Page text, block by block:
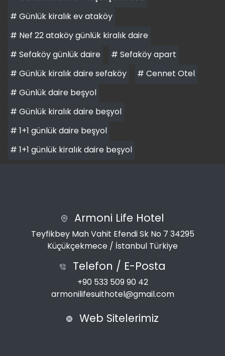
# Günlük kiralık ev ataköy
# Nef 22 ataköy günlük kiralık daire
# Sefaköy günlük daire
# Sefaköy apart
# Günlük kiralık daire sefaköy
# Cennet Otel
# Günlük daire beşyol
# Günlük kiralık daire beşyol
# 1+1 günlük daire beşyol
# 1+1 günlük kiralık daire beşyol
Armoni Life Hotel
Teyfikbey Mah Vahit Efendi Sk No 7 34295
Küçükçekmece / İstanbul Türkiye
Telefon / E-Posta
+90 533 509 90 42
armonilifesuithotel@gmail.com
Web Sitelerimiz